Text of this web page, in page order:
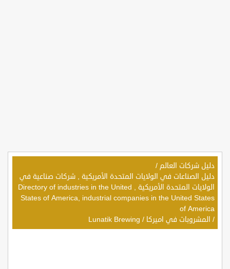
دليل شركات العالم /
دليل الصناعات في الولايات المتحدة الأمريكية , شركات صناعية في
الولايات المتحدة الأمريكية , Directory of industries in the United
States of America, industrial companies in the United States
of America
/ المشروبات في اميركا /
Lunatik Brewing